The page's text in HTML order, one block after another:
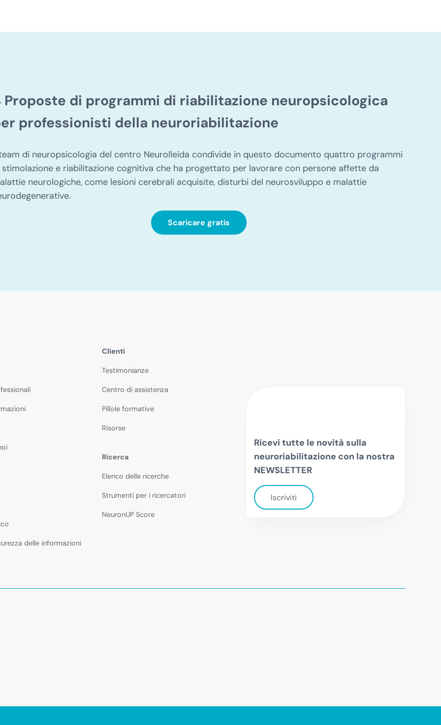
Proposte di programmi di riabilitazione neuropsicologica
professionisti della neuroriabilitazione
di neuropsicologia del centro Neurolleida condivide in questo documento quattro programmi
stimolazione e riabilitazione cognitiva che ha progettato per lavorare con persone affette da
neurologiche, come lesioni cerebrali acquisite, disturbi del neurosviluppo e malattie
Scaricare gratis
delle informazioni
Clienti
Testimonianze
Centro di assistenza
Pillole formative
Risorse
Ricerca
Elenco delle ricerche
Strumenti per i ricercatori
NeuronUP Score
Ricevi tutte le novità sulla
neuroriabilitazione con la nostra
NEWSLETTER
Iscriviti